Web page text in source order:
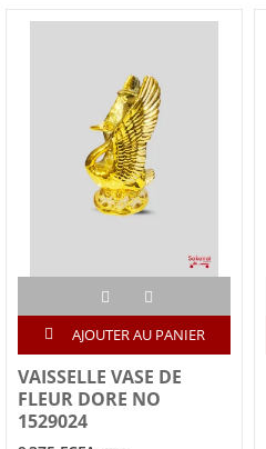
AJOUTER AU PANIER
VAISSELLE VASE DE
FLEUR DORE NO
1529024